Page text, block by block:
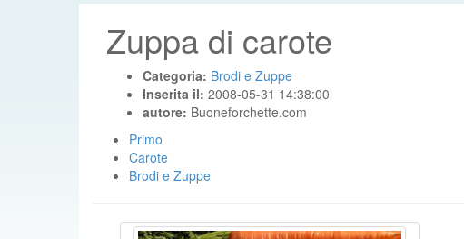
Zuppa di carote
Categoria: Brodi e Zuppe
Inserita il: 2008-05-31 14:38:00
autore: Buoneforchette.com
Primo
Carote
Brodi e Zuppe